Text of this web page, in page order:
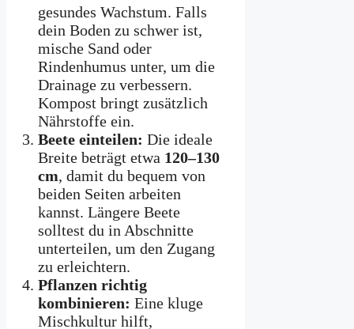
gesundes Wachstum. Falls
dein Boden zu schwer ist,
mische Sand oder
Rindenhumus unter, um die
Drainage zu verbessern.
Kompost bringt zusätzlich
Nährstoffe ein.
Beete einteilen: Die ideale
Breite beträgt etwa 120–130
cm, damit du bequem von
beiden Seiten arbeiten
kannst. Längere Beete
solltest du in Abschnitte
unterteilen, um den Zugang
zu erleichtern.
Pflanzen richtig
kombinieren: Eine kluge
Mischkultur hilft,